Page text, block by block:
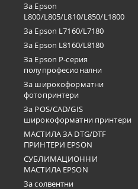
За Epson
L800/L805/L810/L850/L1800
За Epson L7160/L7180
За Epson L8160/L8180
За Epson P-серия
полупрофесионални
За широкоформатни
фотопринтери
За POS/CAD/GIS
широкоформатни принтери
МАСТИЛА ЗА DTG/DTF
ПРИНТЕРИ EPSON
СУБЛИМАЦИОННИ
МАСТИЛА EPSON
За солвентни